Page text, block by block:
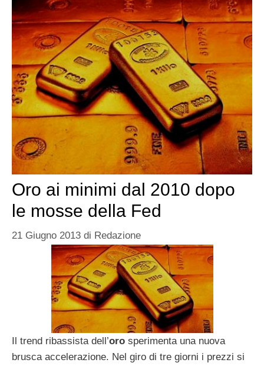
Oro ai minimi dal 2010 dopo
le mosse della Fed
21 Giugno 2013 di Redazione
Il trend ribassista dell’oro sperimenta una nuova
brusca accelerazione. Nel giro di tre giorni i prezzi si